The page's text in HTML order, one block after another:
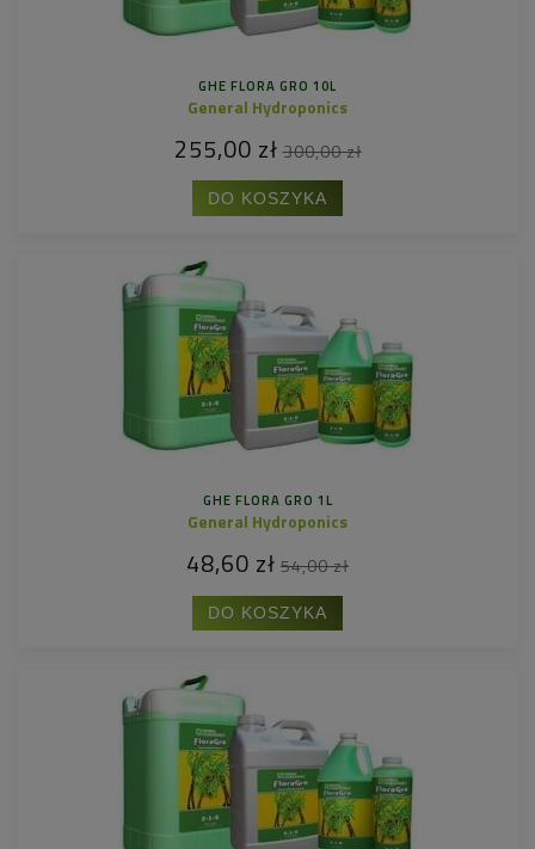
GHE FLORA GRO 10L
General Hydroponics
255,00 zł 300,00 zł
DO KOSZYKA
GHE FLORA GRO 1L
General Hydroponics
48,60 zł 54,00 zł
DO KOSZYKA